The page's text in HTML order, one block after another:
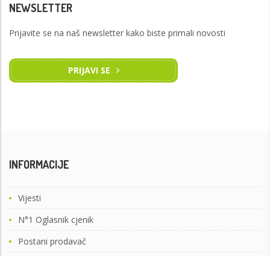
NEWSLETTER
Prijavite se na naš newsletter kako biste primali novosti
PRIJAVI SE
INFORMACIJE
Vijesti
N°1 Oglasnik cjenik
Postani prodavač